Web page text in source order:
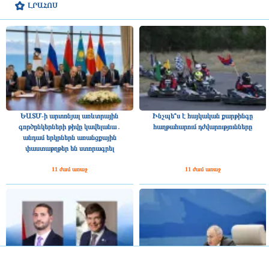
ԼՐԱՀՈՍ
ԵԱՏՄ-ի արտոնյալ առևտրային
գործընկերների թիվը կավելանա․
անդամ երկրներն առանցքային
փաստաթղթեր են ստորագրել
11 ժամ առաջ
Ինչպե՞ս է հայկական քարթինգը
հաղթահարում դժվարությունները
11 ժամ առաջ